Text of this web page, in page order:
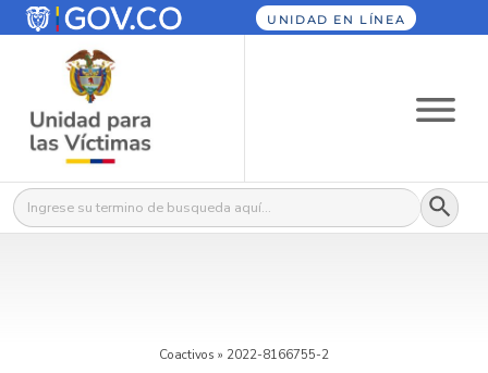
UNIDAD EN LÍNEA
Buscar: Botón
Coactivos » 2022-8166755-2